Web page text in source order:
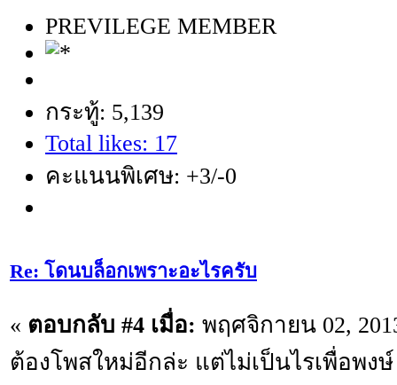
PREVILEGE MEMBER
กระทู้: 5,139
Total likes: 17
คะแนนพิเศษ: +3/-0
Re: โดนบล็อกเพราะอะไรครับ
« ตอบกลับ #4 เมื่อ: พฤศจิกายน 02,
ต้องโพสใหม่อีกล่ะ แต่ไม่เป็นไรเพื่อพงษ์